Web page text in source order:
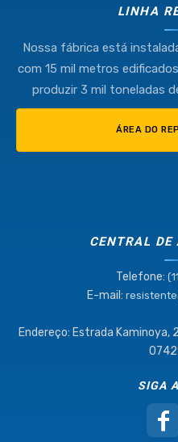
LINHA
Nossa fábrica está
com 15 mil metros
produzir 3 mil toneladas
ÁREA DO
CENTRAL DE
Telefone:
E-mail:
Endereço: Estrada Kaminoya,
SIGA